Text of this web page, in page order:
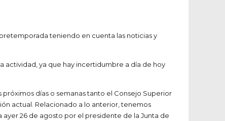
teniendo en cuenta las noticias y
actividad, ya que hay incertidumbre a día de hoy
días o semanas tanto el Consejo Superior
actual. Relacionado a lo anterior, tenemos
26 de agosto por el presidente de la Junta de